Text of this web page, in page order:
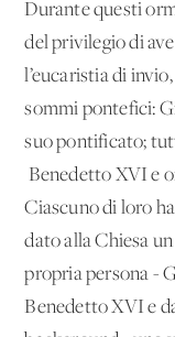
Durante questi
del privilegio di
l’eucaristia di
sommi pontefici:
suo pontificato;
Benedetto XVI e
Ciascuno di loro
dato alla Chiesa
propria persona -
Benedetto XVI e